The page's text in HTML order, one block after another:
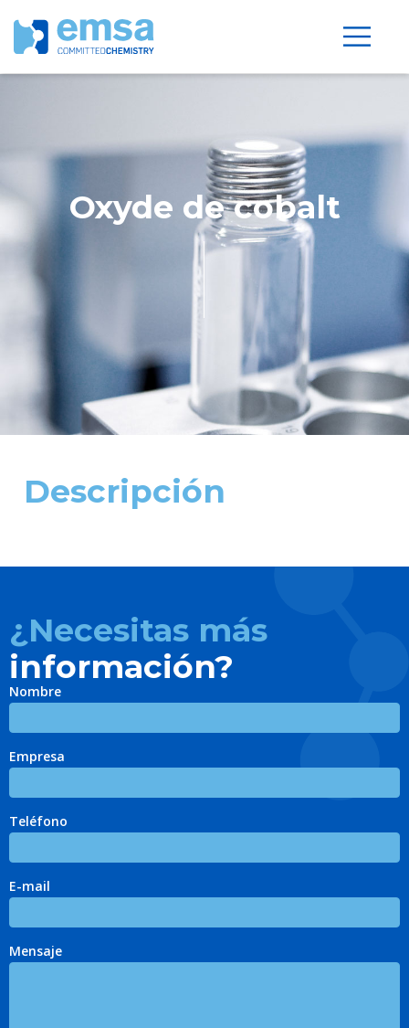
Oxyde de cobalt
Descripción
¿Necesitas más
información?
Nombre
Empresa
Teléfono
E-mail
Mensaje